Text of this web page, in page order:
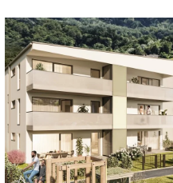
in 5023
link to page An den Mühlen